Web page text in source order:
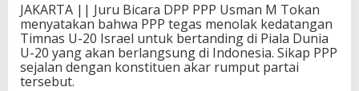
JAKARTA || Juru Bicara DPP PPP Usman M Tokan
menyatakan bahwa PPP tegas menolak kedatangan
Timnas U-20 Israel untuk bertanding di Piala Dunia
U-20 yang akan berlangsung di Indonesia. Sikap PPP
sejalan dengan konstituen akar rumput partai
tersebut.